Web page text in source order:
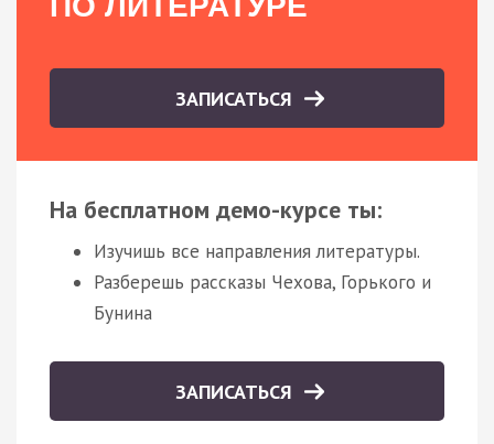
ЗАПИСАТЬСЯ
На бесплатном демо-курсе ты:
Изучишь все направления литературы.
Разберешь рассказы Чехова, Горького и
Бунина
ЗАПИСАТЬСЯ